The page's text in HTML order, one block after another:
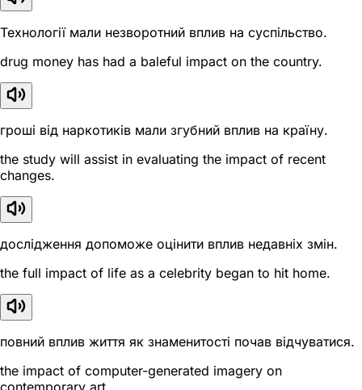
Технології мали незворотний вплив на суспільство.
drug money has had a baleful impact on the country.
гроші від наркотиків мали згубний вплив на країну.
the study will assist in evaluating the impact of recent
changes.
дослідження допоможе оцінити вплив недавніх змін.
the full impact of life as a celebrity began to hit home.
повний вплив життя як знаменитості почав відчуватися.
the impact of computer-generated imagery on